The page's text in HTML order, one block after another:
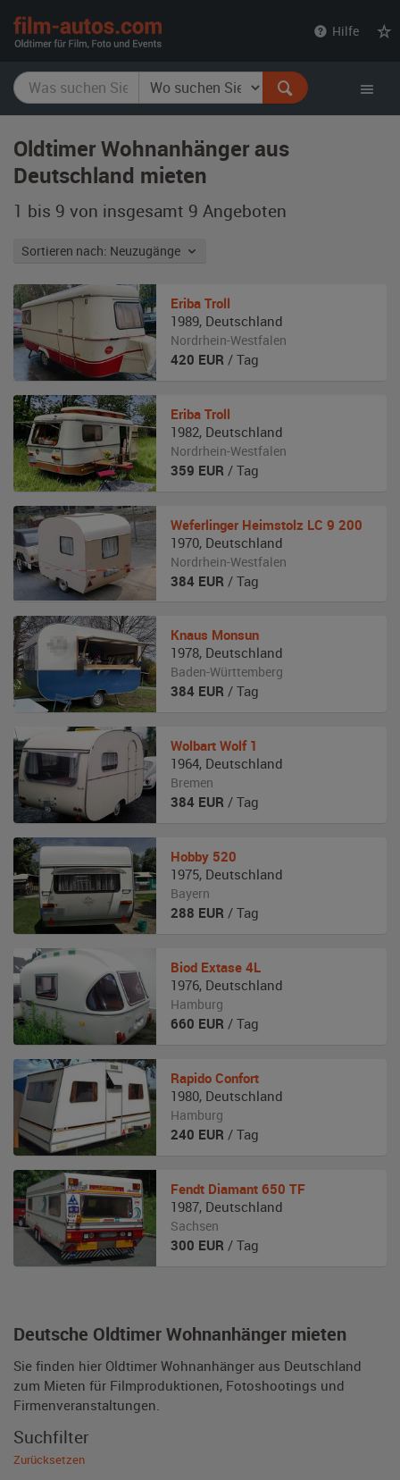
Hilfe
Oldtimer Wohnanhänger aus
Deutschland mieten
1 bis 9 von insgesamt 9 Angeboten
Sortieren nach: Neuzugänge
Deutsche Oldtimer Wohnanhänger mieten
Sie finden hier Oldtimer Wohnanhänger aus Deutschland
zum Mieten für Filmproduktionen, Fotoshootings und
Firmenveranstaltungen.
Eriba Troll
1989, Deutschland
Nordrhein-Westfalen
420 EUR / Tag
Eriba Troll
1982, Deutschland
Nordrhein-Westfalen
359 EUR / Tag
Weferlinger Heimstolz LC 9 200
1970, Deutschland
Nordrhein-Westfalen
384 EUR / Tag
Knaus Monsun
1978, Deutschland
Baden-Württemberg
384 EUR / Tag
Wolbart Wolf 1
1964, Deutschland
Bremen
384 EUR / Tag
Hobby 520
1975, Deutschland
Bayern
288 EUR / Tag
Biod Extase 4L
1976, Deutschland
Hamburg
660 EUR / Tag
Rapido Confort
1980, Deutschland
Hamburg
240 EUR / Tag
Fendt Diamant 650 TF
1987, Deutschland
Sachsen
300 EUR / Tag
Suchfilter
Zurücksetzen